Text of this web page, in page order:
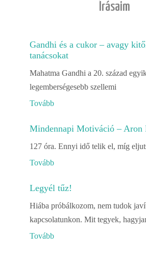
Írásaim
Gandhi és a cukor – avagy
tanácsokat
Mahatma Gandhi a 20. század
legemberségesebb szellemi
Tovább
Mindennapi Motiváció – Aron
127 óra. Ennyi idő telik el, míg
Tovább
Legyél tűz!
Hiába próbálkozom, nem tudok
kapcsolatunkon. Mit tegyek,
Tovább